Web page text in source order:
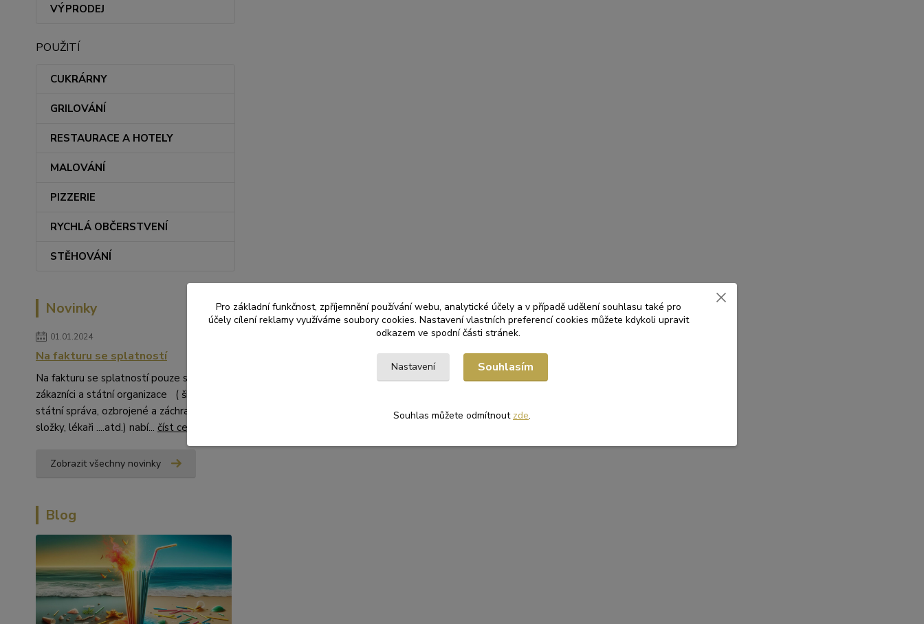
VÝPRODEJ
POUŽITÍ
CUKRÁRNY
GRILOVÁNÍ
RESTAURACE A HOTELY
MALOVÁNÍ
PIZZERIE
RYCHLÁ OBČERSTVENÍ
STĚHOVÁNÍ
Novinky
01.01.2024
Na fakturu se splatností
Na fakturu se splatností pouze stálí
zákazníci a státní organizace ( školství,
státní správa, ozbrojené a záchranné
složky, lékaři ....atd.) nabí... číst celé
Zobrazit všechny novinky
Blog
Pro základní funkčnost, zpříjemnění používání webu, analytické účely a v případě udělení souhlasu také pro
účely cílení reklamy využíváme soubory cookies. Nastavení vlastních preferencí cookies můžete kdykoli upravit
odkazem ve spodní části stránek.
Nastavení Souhlasím
Souhlas můžete odmítnout zde.